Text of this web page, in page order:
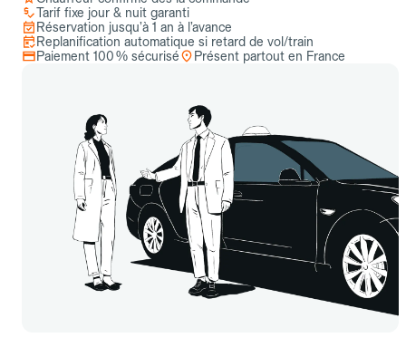
Tarif fixe jour & nuit garanti
Réservation jusqu’à 1 an à l’avance
Replanification automatique si retard de vol/train
Paiement 100 % sécurisé
Présent partout en France